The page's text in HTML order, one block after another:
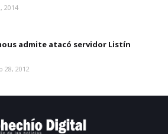
2014
admite atacó servidor Listín
28, 2012